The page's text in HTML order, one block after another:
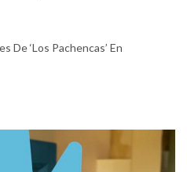
‘Los Pachencas’ En